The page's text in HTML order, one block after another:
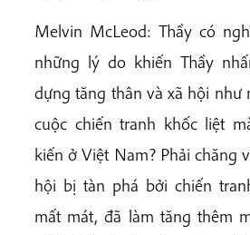
Melvin McLeod: Thầy có
những lý do khiến Thầy
dựng tăng thân và xã hội như
cuộc chiến tranh khốc liệt
kiến ở Việt Nam? Phải chăng
hội bị tàn phá bởi chiến
mất mát, đã làm tăng thêm